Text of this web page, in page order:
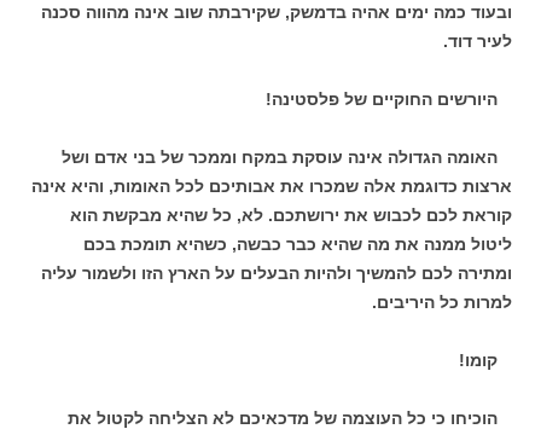
ובעוד כמה ימים אהיה בדמשק, שקירבתה שוב אינה מהווה סכנה
לעיר דוד.
היורשים החוקיים של פלסטינה!
האומה הגדולה אינה עוסקת במקח וממכר של בני אדם ושל
ארצות כדוגמת אלה שמכרו את אבותיכם לכל האומות, והיא אינה
קוראת לכם לכבוש את ירושתכם. לא, כל שהיא מבקשת הוא
ליטול ממנה את מה שהיא כבר כבשה, כשהיא תומכת בכם
ומתירה לכם להמשיך ולהיות הבעלים על הארץ הזו ולשמור עליה
למרות כל היריבים.
קומו!
הוכיחו כי כל העוצמה של מדכאיכם לא הצליחה לקטול את